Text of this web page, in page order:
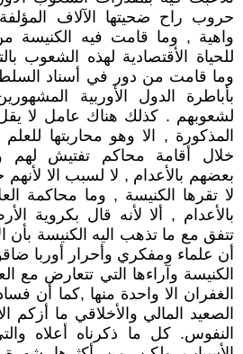
حروب راح ضحيتها الآلاف
واهية , وما قامت فيه الكنيسة
للحياة الأقتصادية لهذه الشعوب
وما قامت من دور في أسناد
بأباطرة الدول الأوربية
لشعوبهم . كذلك هناك عامل لا
المذكورة , الا وهو محاربتها
خلال أقامة محاكم تفتيش لهم
بعضهم بالأعدام , لا لسبب الا
لا تقرها الكنيسة , وما محاكمة
بالأعدام , ألا لأنه قال بكروية
تتفق مع ما تذهب اليه الكنيسة
أن علماء ومفكري وأحرار أوربا
الكنيسة وآراءها التي تتعارض مع
الغفران الا واحدة منها ,كما أن
الصعيد المالي والأخلاقي ما أزكم
النفوس. كل ما ذكرناه أعلاه